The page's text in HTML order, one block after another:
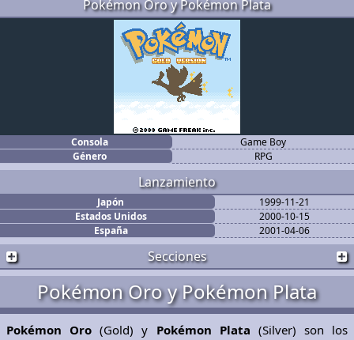
Pokémon Oro y Pokémon Plata
Consola
Game Boy
Género
RPG
Lanzamiento
Japón
1999-11-21
Estados Unidos
2000-10-15
España
2001-04-06
Secciones
Pokémon Oro y Pokémon Plata
Pokémon Oro (Gold) y Pokémon Plata (Silver) son los